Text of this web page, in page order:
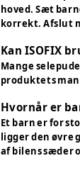
hoved. Sæt
korrekt. Afslut
Kan ISOFIX
Mange
produktets
Hvornår er
Et barn er for
ligger den øvre
af bilens sæder